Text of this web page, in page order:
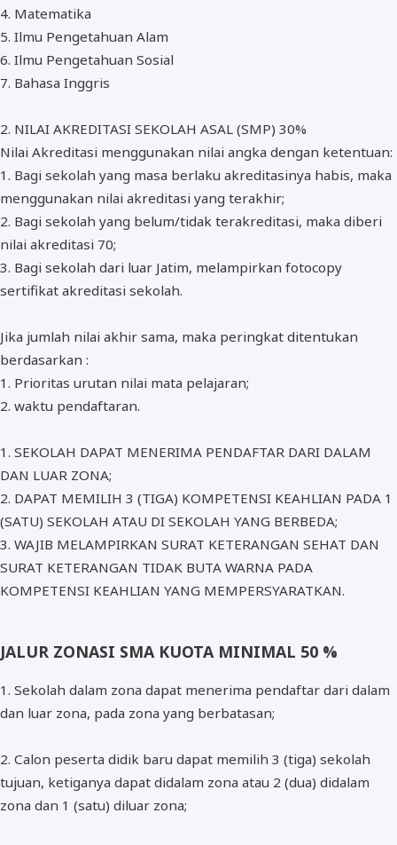
4. Matematika
5. Ilmu Pengetahuan Alam
6. Ilmu Pengetahuan Sosial
7. Bahasa Inggris
2. NILAI AKREDITASI SEKOLAH ASAL (SMP) 30%
Nilai Akreditasi menggunakan nilai angka dengan ketentuan:
1. Bagi sekolah yang masa berlaku akreditasinya habis, maka
menggunakan nilai akreditasi yang terakhir;
2. Bagi sekolah yang belum/tidak terakreditasi, maka diberi
nilai akreditasi 70;
3. Bagi sekolah dari luar Jatim, melampirkan fotocopy
sertifikat akreditasi sekolah.
Jika jumlah nilai akhir sama, maka peringkat ditentukan
berdasarkan :
1. Prioritas urutan nilai mata pelajaran;
2. waktu pendaftaran.
1. SEKOLAH DAPAT MENERIMA PENDAFTAR DARI DALAM
DAN LUAR ZONA;
2. DAPAT MEMILIH 3 (TIGA) KOMPETENSI KEAHLIAN PADA 1
(SATU) SEKOLAH ATAU DI SEKOLAH YANG BERBEDA;
3. WAJIB MELAMPIRKAN SURAT KETERANGAN SEHAT DAN
SURAT KETERANGAN TIDAK BUTA WARNA PADA
KOMPETENSI KEAHLIAN YANG MEMPERSYARATKAN.
JALUR ZONASI SMA KUOTA MINIMAL 50 %
1. Sekolah dalam zona dapat menerima pendaftar dari dalam
dan luar zona, pada zona yang berbatasan;
2. Calon peserta didik baru dapat memilih 3 (tiga) sekolah
tujuan, ketiganya dapat didalam zona atau 2 (dua) didalam
zona dan 1 (satu) diluar zona;